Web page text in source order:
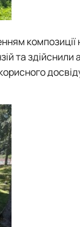
композиції
та здійснили